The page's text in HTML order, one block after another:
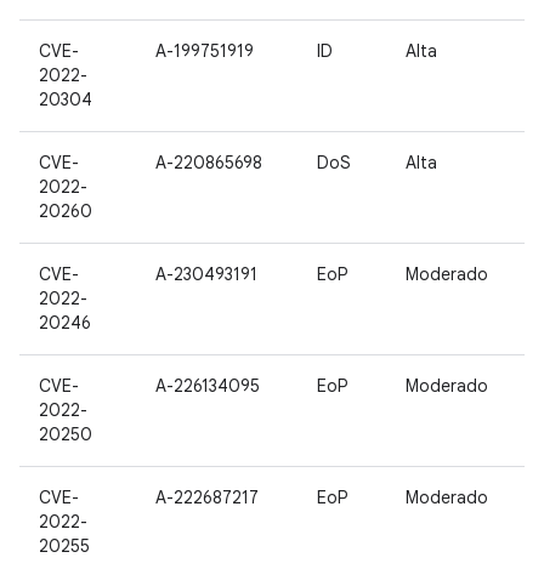
CVE-
2022-
20304
A-199751919 ID Alta
CVE-
2022-
20260
A-220865698 DoS Alta
CVE-
2022-
20246
A-230493191 EoP Moderado
CVE-
2022-
20250
A-226134095 EoP Moderado
CVE-
2022-
20255
A-222687217 EoP Moderado